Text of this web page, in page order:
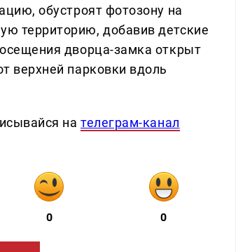
обустроят фотозону на
территорию, добавив детские
дворца-замка открыт
верхней парковки вдоль
нателеграм-канал
0 0